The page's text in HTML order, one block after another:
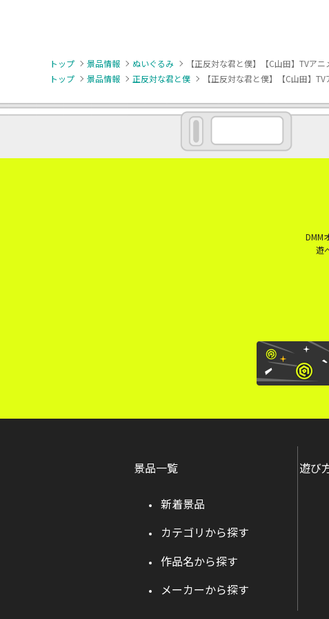
トップ 景品情報 ぬいぐるみ
【正反対な君と僕】【C山田】TVア
トップ
景品情報 正反対な君と僕 【正反対な君と僕】【C山田】
DMM
遊
景品一覧
新着景品
カテゴリから探す
作品名から探す
メーカーから探す
遊び